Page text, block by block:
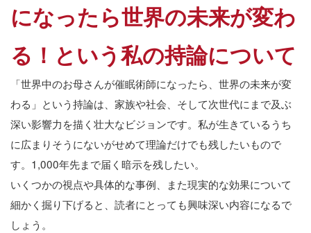
になったら世界の未来が変わ
る！という私の持論について
「世界中のお母さんが催眠術師になったら、世界の未来が変
わる」という持論は、家族や社会、そして次世代にまで及ぶ
深い影響力を描く壮大なビジョンです。私が生きているうち
に広まりそうにないがせめて理論だけでも残したいもので
す。1,000年先まで届く暗示を残したい。
いくつかの視点や具体的な事例、また現実的な効果について
細かく掘り下げると、読者にとっても興味深い内容になるで
しょう。